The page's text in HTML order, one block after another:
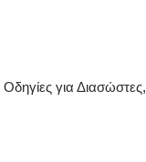
Οδηγίες για Διασώστες,